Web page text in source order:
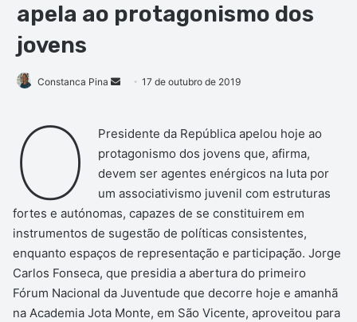
apela ao protagonismo dos
jovens
Constanca Pina
Mande
mail
17 de outubro de 2019
O
Presidente da República apelou hoje ao
protagonismo dos jovens que, afirma,
devem ser agentes enérgicos na luta por
um associativismo juvenil com estruturas
fortes e autónomas, capazes de se constituirem em
instrumentos de sugestão de políticas consistentes,
enquanto espaços de representação e participação. Jorge
Carlos Fonseca, que presidia a abertura do primeiro
Fórum Nacional da Juventude que decorre hoje e amanhã
na Academia Jota Monte, em São Vicente, aproveitou para